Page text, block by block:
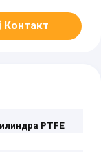
Контакт
PTFE